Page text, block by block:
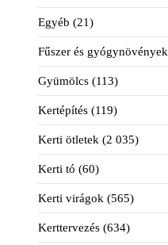
Egyéb (21)
Fűszer és gyógynövények
Gyümölcs (113)
Kertépítés (119)
Kerti ötletek (2 035)
Kerti tó (60)
Kerti virágok (565)
Kerttervezés (634)